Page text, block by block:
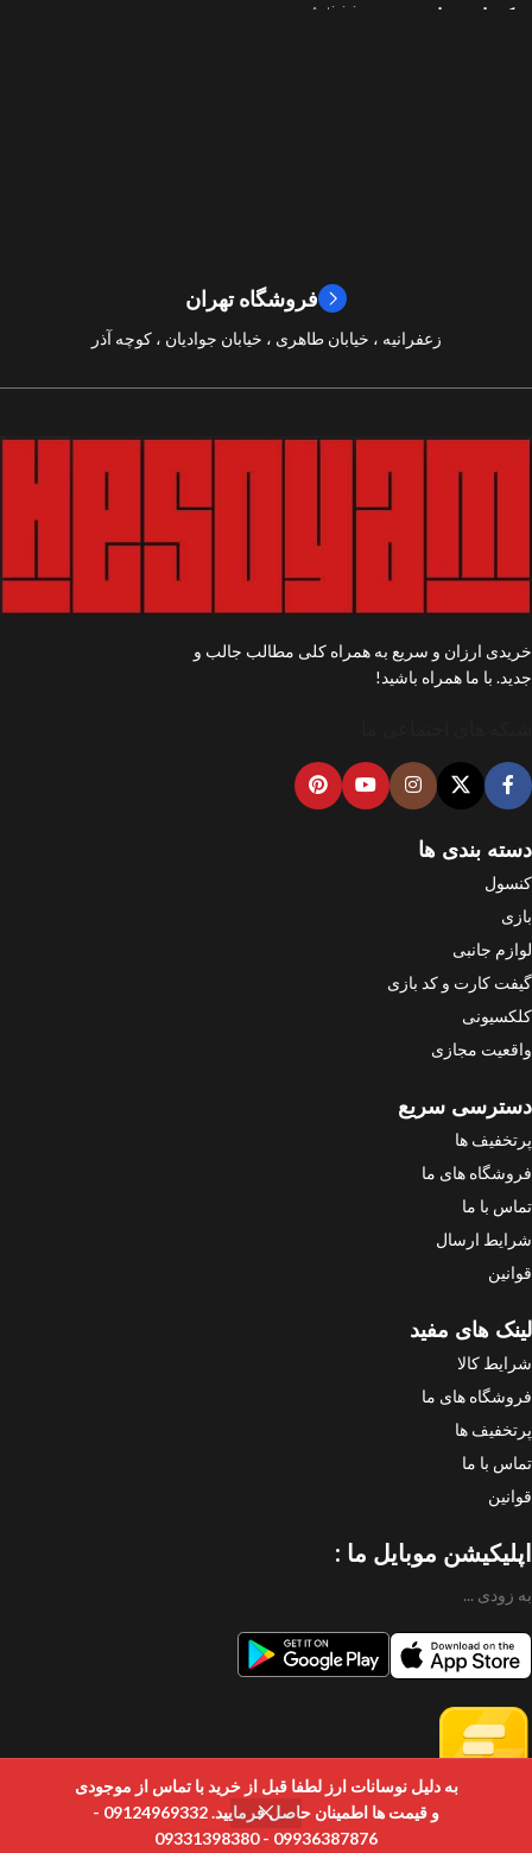
به دلیل نوسانات ارز لطفا قبل از خرید با تماس از موجودی
و قیمت ها اطمینان حاصل فرمایید. 09124969332 -
09936387876 - 09331398380
کمپانی سازنده
Activision
فروشگاه تهران
زعفرانیه ، خیابان طاهری ، خیابان جوادیان ، کوچه آذر
خریدی ارزان و سریع به همراه کلی مطالب جالب و
جدید. با ما همراه باشید!
دسته بندی ها
کنسول
بازی
لوازم جانبی
گیفت کارت و کد بازی
کلکسیونی
واقعیت مجازی
دسترسی سریع
پرتخفیف ها
فروشگاه های ما
تماس با ما
شرایط ارسال
قوانین
لینک های مفید
شرایط کالا
فروشگاه های ما
پرتخفیف ها
تماس با ما
قوانین
اپلیکیشن موبایل ما :
به زودی ...